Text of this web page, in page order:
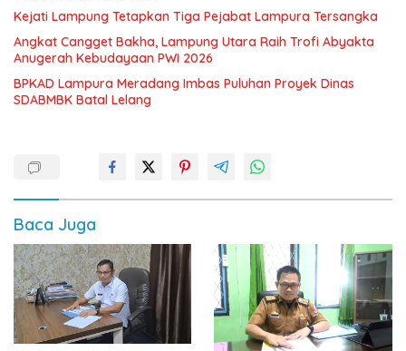
Kejati Lampung Tetapkan Tiga Pejabat Lampura Tersangka
Angkat Cangget Bakha, Lampung Utara Raih Trofi Abyakta
Anugerah Kebudayaan PWI 2026
BPKAD Lampura Meradang Imbas Puluhan Proyek Dinas
SDABMBK Batal Lelang
Baca Juga